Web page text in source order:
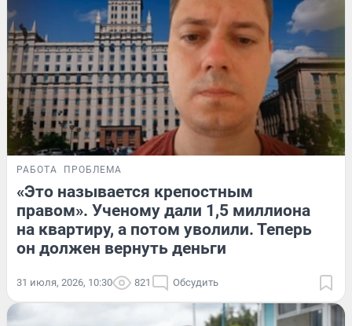
РАБОТА ПРОБЛЕМА
«Это называется крепостным
правом». Ученому дали 1,5 миллиона
на квартиру, а потом уволили. Теперь
он должен вернуть деньги
31 июля, 2026, 10:30 821 Обсудить